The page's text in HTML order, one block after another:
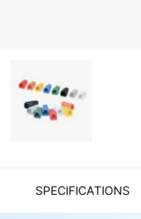
SPECIFICATIONS